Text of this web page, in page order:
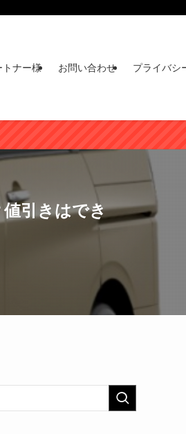
トナー様 お問い合わせ プライバシ
引きはでき